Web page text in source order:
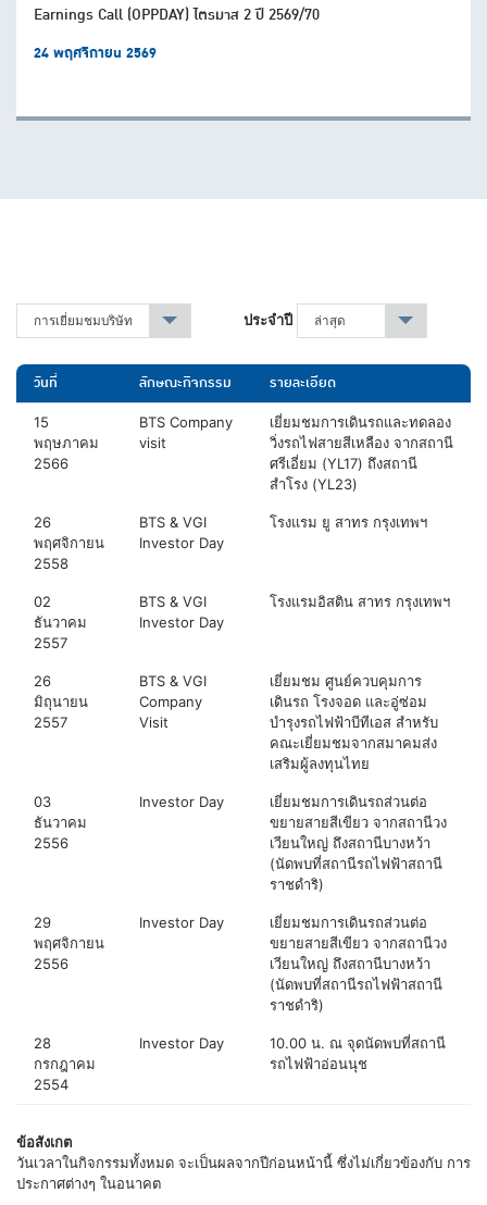
Earnings Call (OPPDAY) ไตรมาส 2 ปี 2569/70
24 พฤศจิกายน 2569
การเยี่ยมชมบริษัท ▾ ประจำปี ล่าสุด ▾
วันที่ ลักษณะกิจกรรม รายละเอียด
15
พฤษภาคม
2566
BTS Company
visit
เยี่ยมชมการเดินรถและทดลอง
วิ่งรถไฟสายสีเหลือง จากสถานี
ศรีเอี่ยม (YL17) ถึงสถานี
สำโรง (YL23)
26
พฤศจิกายน
2558
BTS & VGI
Investor Day
โรงแรม ยู สาทร กรุงเทพฯ
02
ธันวาคม
2557
BTS & VGI
Investor Day
โรงแรมอิสติน สาทร กรุงเทพฯ
26
มิถุนายน
2557
BTS & VGI
Company
Visit
เยี่ยมชม ศูนย์ควบคุมการ
เดินรถ โรงจอด และอู่ซ่อม
บำรุงรถไฟฟ้าบีทีเอส สำหรับ
คณะเยี่ยมชมจากสมาคมส่ง
เสริมผู้ลงทุนไทย
03
ธันวาคม
2556
Investor Day
เยี่ยมชมการเดินรถส่วนต่อ
ขยายสายสีเขียว จากสถานีวง
เวียนใหญ่ ถึงสถานีบางหว้า
(นัดพบที่สถานีรถไฟฟ้าสถานี
ราชดำริ)
29
พฤศจิกายน
2556
Investor Day
เยี่ยมชมการเดินรถส่วนต่อ
ขยายสายสีเขียว จากสถานีวง
เวียนใหญ่ ถึงสถานีบางหว้า
(นัดพบที่สถานีรถไฟฟ้าสถานี
ราชดำริ)
28
กรกฎาคม
2554
Investor Day
10.00 น. ณ จุดนัดพบที่สถานี
รถไฟฟ้าอ่อนนุช
ข้อสังเกต
วันเวลาในกิจกรรมทั้งหมด จะเป็นผลจากปีก่อนหน้านี้ ซึ่งไม่เกี่ยวข้องกับ การ
ประกาศต่างๆ ในอนาคต